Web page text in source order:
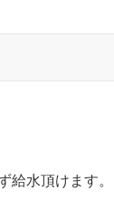
給水頂けます。